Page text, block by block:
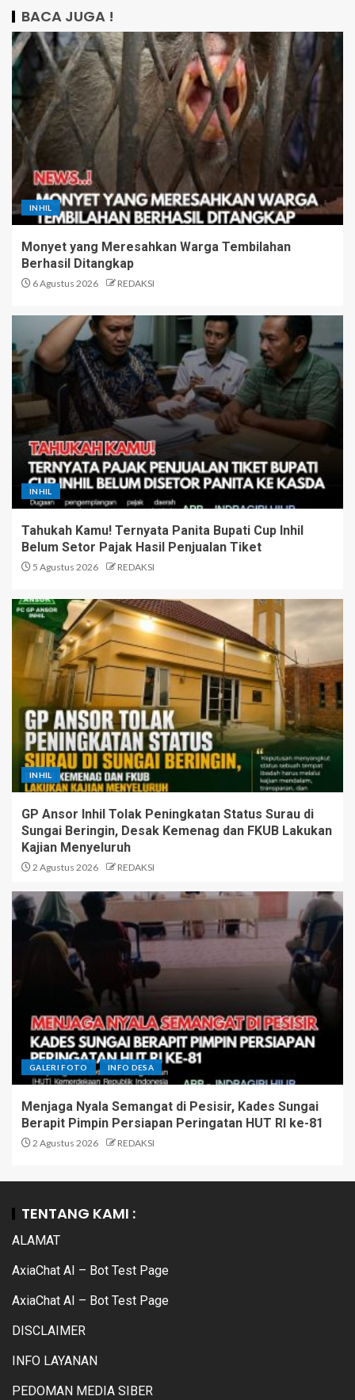
BACA JUGA !
INHIL
Monyet yang Meresahkan Warga Tembilahan
Berhasil Ditangkap
6 Agustus 2026 REDAKSI
INHIL
Tahukah Kamu! Ternyata Panita Bupati Cup Inhil
Belum Setor Pajak Hasil Penjualan Tiket
5 Agustus 2026 REDAKSI
INHIL
GP Ansor Inhil Tolak Peningkatan Status Surau di
Sungai Beringin, Desak Kemenag dan FKUB Lakukan
Kajian Menyeluruh
2 Agustus 2026 REDAKSI
GALERI FOTO INFO DESA
Menjaga Nyala Semangat di Pesisir, Kades Sungai
Berapit Pimpin Persiapan Peringatan HUT RI ke-81
2 Agustus 2026 REDAKSI
TENTANG KAMI :
ALAMAT
AxiaChat AI – Bot Test Page
AxiaChat AI – Bot Test Page
DISCLAIMER
INFO LAYANAN
PEDOMAN MEDIA SIBER